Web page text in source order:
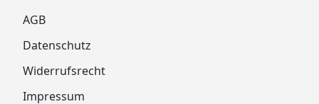
AGB
Datenschutz
Widerrufsrecht
Impressum